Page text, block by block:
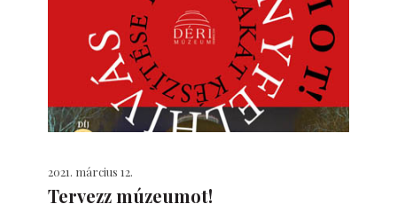
2021. március 12.
Tervezz múzeumot!